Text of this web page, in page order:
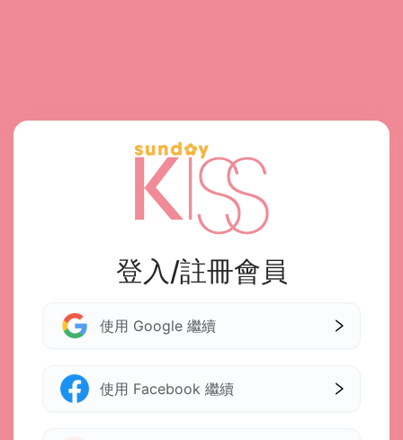
登入/註冊會員
使用 Google 繼續
使用 Facebook 繼續